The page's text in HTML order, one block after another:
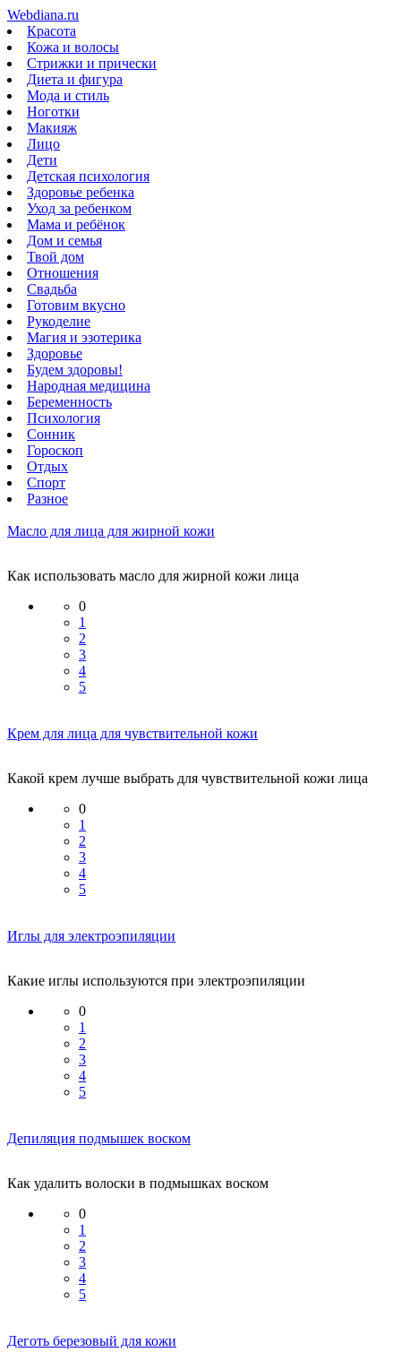
Webdiana.ru
Красота
Кожа и волосы
Стрижки и прически
Диета и фигура
Мода и стиль
Ноготки
Макияж
Лицо
Дети
Детская психология
Здоровье ребенка
Уход за ребенком
Мама и ребёнок
Дом и семья
Твой дом
Отношения
Свадьба
Готовим вкусно
Рукоделие
Магия и эзотерика
Здоровье
Будем здоровы!
Народная медицина
Беременность
Психология
Сонник
Гороскоп
Отдых
Спорт
Разное
Масло для лица для жирной кожи
Как использовать масло для жирной кожи лица
0
1
2
3
4
5
Крем для лица для чувствительной кожи
Какой крем лучше выбрать для чувствительной кожи лица
0
1
2
3
4
5
Иглы для электроэпиляции
Какие иглы используются при электроэпиляции
0
1
2
3
4
5
Депиляция подмышек воском
Как удалить волоски в подмышках воском
0
1
2
3
4
5
Деготь березовый для кожи